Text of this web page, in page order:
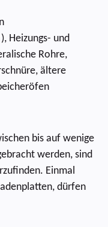
Heizungs- und
Rohre,
ältere
bis auf wenige
werden, sind
Einmal
dürfen